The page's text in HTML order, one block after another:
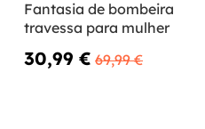
Fantasia de bombeira
travessa para mulher
30,99 € 69,99 €